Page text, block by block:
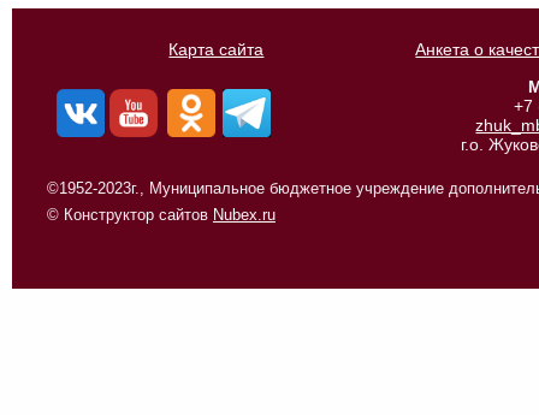
Карта сайта
Анкета о
+7
г.о.
©1952-2023г., Муниципальное бюджетное учреждение
© Конструктор сайтов Nubex.ru